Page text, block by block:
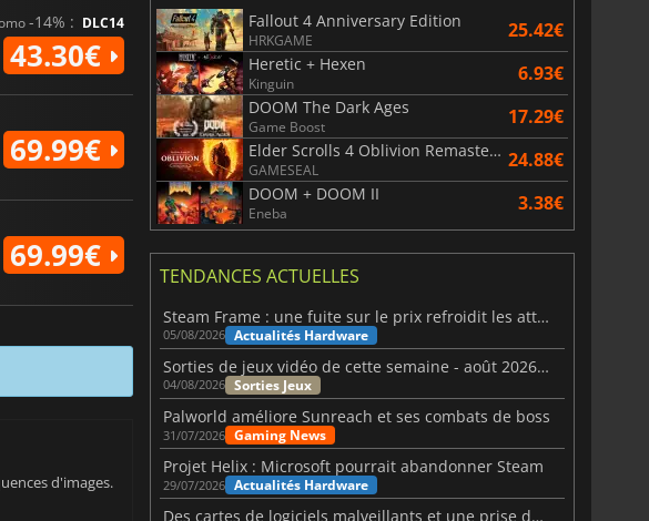
-14% : DLC14
43.30€
69.99€
69.99€
d'images.
Fallout 4 Anniversary Edition
HRKGAME 25.42€
Heretic + Hexen
Kinguin 6.93€
DOOM The Dark Ages
Game Boost 17.29€
Elder Scrolls 4 Oblivion Remastered
GAMESEAL 24.88€
DOOM + DOOM II
Eneba 3.38€
TENDANCES ACTUELLES
Steam Frame : une fuite sur le prix refroidit les attentes VR
05/08/2026 Actualités Hardware
Sorties de jeux vidéo de cette semaine - août 2026 (semaine 32)
04/08/2026 Sorties Jeux
Palworld améliore Sunreach et ses combats de boss
31/07/2026 Gaming News
Projet Helix : Microsoft pourrait abandonner Steam
29/07/2026 Actualités Hardware
Des cartes de logiciels malveillants et une prise de contrôle de Discord ont touché Meccha Chameleon